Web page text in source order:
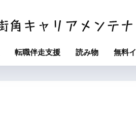
転職伴走支援 読み物 無料